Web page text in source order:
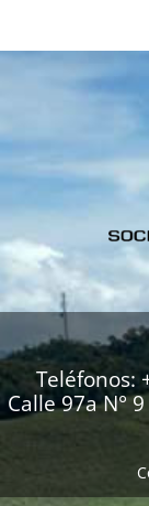
Teléfonos:
Calle 97a N°